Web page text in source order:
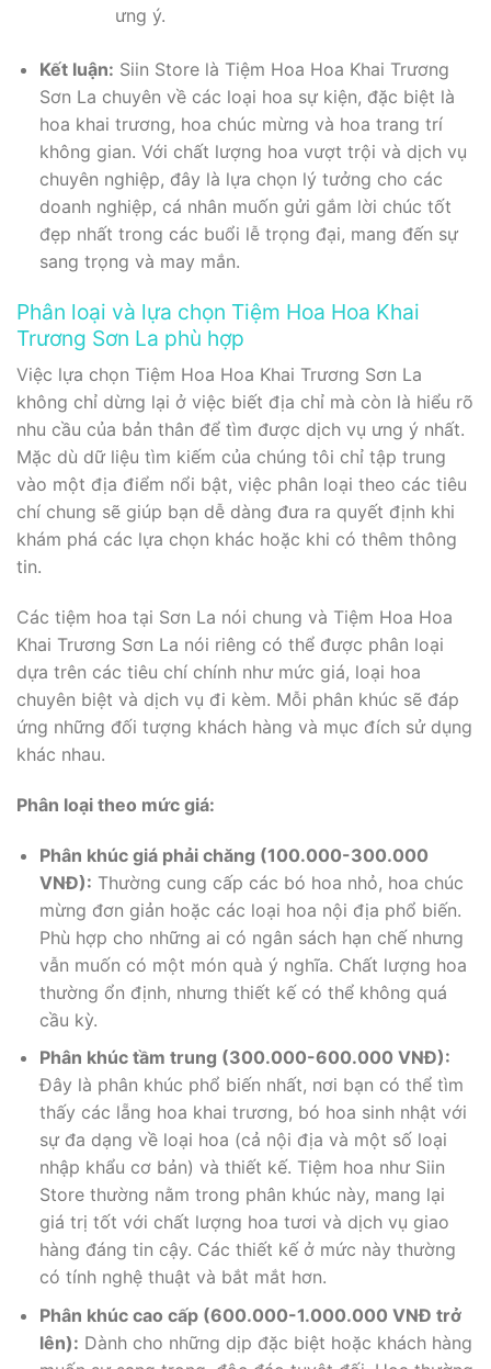
ưng ý.
Kết luận: Siin Store là Tiệm Hoa Hoa Khai Trương
Sơn La chuyên về các loại hoa sự kiện, đặc biệt là
hoa khai trương, hoa chúc mừng và hoa trang trí
không gian. Với chất lượng hoa vượt trội và dịch vụ
chuyên nghiệp, đây là lựa chọn lý tưởng cho các
doanh nghiệp, cá nhân muốn gửi gắm lời chúc tốt
đẹp nhất trong các buổi lễ trọng đại, mang đến sự
sang trọng và may mắn.
Phân loại và lựa chọn Tiệm Hoa Hoa Khai
Trương Sơn La phù hợp
Việc lựa chọn Tiệm Hoa Hoa Khai Trương Sơn La
không chỉ dừng lại ở việc biết địa chỉ mà còn là hiểu rõ
nhu cầu của bản thân để tìm được dịch vụ ưng ý nhất.
Mặc dù dữ liệu tìm kiếm của chúng tôi chỉ tập trung
vào một địa điểm nổi bật, việc phân loại theo các tiêu
chí chung sẽ giúp bạn dễ dàng đưa ra quyết định khi
khám phá các lựa chọn khác hoặc khi có thêm thông
tin.
Các tiệm hoa tại Sơn La nói chung và Tiệm Hoa Hoa
Khai Trương Sơn La nói riêng có thể được phân loại
dựa trên các tiêu chí chính như mức giá, loại hoa
chuyên biệt và dịch vụ đi kèm. Mỗi phân khúc sẽ đáp
ứng những đối tượng khách hàng và mục đích sử dụng
khác nhau.
Phân loại theo mức giá:
Phân khúc giá phải chăng (100.000-300.000
VNĐ): Thường cung cấp các bó hoa nhỏ, hoa chúc
mừng đơn giản hoặc các loại hoa nội địa phổ biến.
Phù hợp cho những ai có ngân sách hạn chế nhưng
vẫn muốn có một món quà ý nghĩa. Chất lượng hoa
thường ổn định, nhưng thiết kế có thể không quá
cầu kỳ.
Phân khúc tầm trung (300.000-600.000 VNĐ):
Đây là phân khúc phổ biến nhất, nơi bạn có thể tìm
thấy các lẵng hoa khai trương, bó hoa sinh nhật với
sự đa dạng về loại hoa (cả nội địa và một số loại
nhập khẩu cơ bản) và thiết kế. Tiệm hoa như Siin
Store thường nằm trong phân khúc này, mang lại
giá trị tốt với chất lượng hoa tươi và dịch vụ giao
hàng đáng tin cậy. Các thiết kế ở mức này thường
có tính nghệ thuật và bắt mắt hơn.
Phân khúc cao cấp (600.000-1.000.000 VNĐ trở
lên): Dành cho những dịp đặc biệt hoặc khách hàng